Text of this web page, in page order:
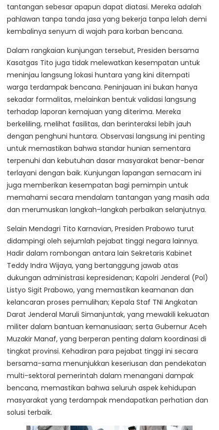
tantangan sebesar apapun dapat diatasi. Mereka adalah
pahlawan tanpa tanda jasa yang bekerja tanpa lelah demi
kembalinya senyum di wajah para korban bencana.
Dalam rangkaian kunjungan tersebut, Presiden bersama
Kasatgas Tito juga tidak melewatkan kesempatan untuk
meninjau langsung lokasi huntara yang kini ditempati
warga terdampak bencana. Peninjauan ini bukan hanya
sekadar formalitas, melainkan bentuk validasi langsung
terhadap laporan kemajuan yang diterima. Mereka
berkeliling, melihat fasilitas, dan berinteraksi lebih jauh
dengan penghuni huntara. Observasi langsung ini penting
untuk memastikan bahwa standar hunian sementara
terpenuhi dan kebutuhan dasar masyarakat benar-benar
terlayani dengan baik. Kunjungan lapangan semacam ini
juga memberikan kesempatan bagi pemimpin untuk
memahami secara mendalam tantangan yang masih ada
dan merumuskan langkah-langkah perbaikan selanjutnya.
Selain Mendagri Tito Karnavian, Presiden Prabowo turut
didampingi oleh sejumlah pejabat tinggi negara lainnya.
Hadir dalam rombongan antara lain Sekretaris Kabinet
Teddy Indra Wijaya, yang bertanggung jawab atas
dukungan administrasi kepresidenan; Kapolri Jenderal (Pol)
Listyo Sigit Prabowo, yang memastikan keamanan dan
kelancaran proses pemulihan; Kepala Staf TNI Angkatan
Darat Jenderal Maruli Simanjuntak, yang mewakili kekuatan
militer dalam bantuan kemanusiaan; serta Gubernur Aceh
Muzakir Manaf, yang berperan penting dalam koordinasi di
tingkat provinsi. Kehadiran para pejabat tinggi ini secara
bersama-sama menunjukkan keseriusan dan pendekatan
multi-sektoral pemerintah dalam menangani dampak
bencana, memastikan bahwa seluruh aspek kehidupan
masyarakat yang terdampak mendapatkan perhatian dan
solusi terbaik.